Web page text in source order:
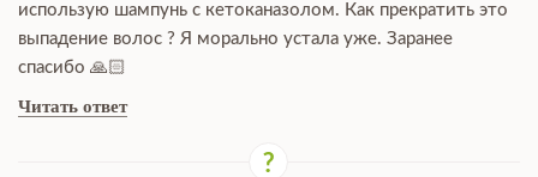
использую шампунь с кетоканазолом. Как прекратить это
выпадение волос ? Я морально устала уже. Заранее
спасибо 🙏🏻
Читать ответ